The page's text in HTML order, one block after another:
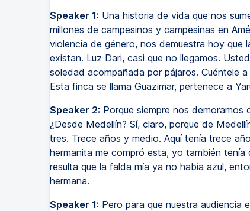
Speaker 1: Una historia de vida que nos
millones de campesinos y campesinas en
violencia de género, nos demuestra hoy que
existan. Luz Dari, casi que no llegamos.
soledad acompañada por pájaros. Cuéntele
Esta finca se llama Guazimar, pertenece a
Speaker 2: Porque siempre nos
¿Desde Medellín? Sí, claro, porque de
tres. Trece años y medio. Aquí tenía trece
hermanita me compró esta, yo también tenía
resulta que la falda mía ya no había azul,
hermana.
Speaker 1: Pero para que nuestra audiencia